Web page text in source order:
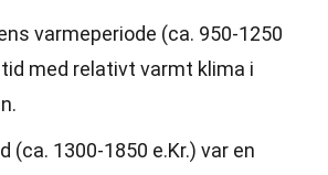
varmeperiode (ca. 950-1250
tid med relativt varmt klima i
(ca. 1300-1850 e.Kr.) var en